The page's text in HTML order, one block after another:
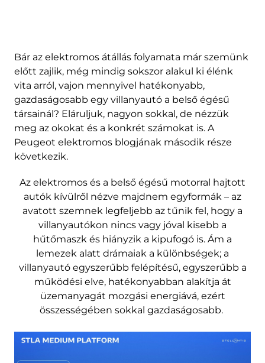
Bár az elektromos átállás folyamata már szemünk
előtt zajlik, még mindig sokszor alakul ki élénk
vita arról, vajon mennyivel hatékonyabb,
gazdaságosabb egy villanyautó a belső égésű
társainál? Eláruljuk, nagyon sokkal, de nézzük
meg az okokat és a konkrét számokat is. A
Peugeot elektromos blogjának második része
következik.
Az elektromos és a belső égésű motorral hajtott
autók kívülről nézve majdnem egyformák – az
avatott szemnek legfeljebb az tűnik fel, hogy a
villanyautókon nincs vagy jóval kisebb a
hűtőmaszk és hiányzik a kipufogó is. Ám a
lemezek alatt drámaiak a különbségek; a
villanyautó egyszerűbb felépítésű, egyszerűbb a
működési elve, hatékonyabban alakítja át
üzemanyagát mozgási energiává, ezért
összességében sokkal gazdaságosabb.